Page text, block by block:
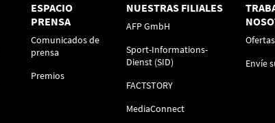
ESPACIO
PRENSA
Comunicados de
prensa
Premios
NUESTRAS FILIALES
AFP GmbH
Sport-Informations-
Dienst (SID)
FACTSTORY
MediaConnect
Envíe